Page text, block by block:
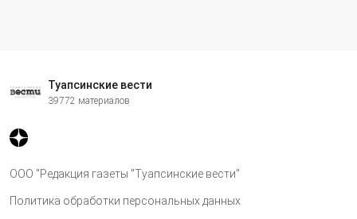
Туапсинские вести
39772 материалов
ООО "Редакция газеты "Туапсинские вести"
Политика обработки персональных данных